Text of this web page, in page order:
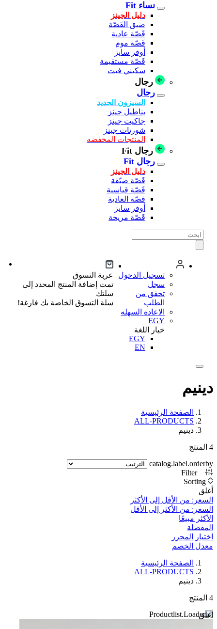
نساء Fit
دليل الجينز
ضيق القَصّة
قَصّة عادية
قَصّة موم
أوفر سايز
قَصّة مستقيمة
سكيني فيت
رجال
رجال
السيزون الجديد
بناطيل جينز
جاكيت جينز
شورتات جينز
المنتجات المخفضه
رجال Fit
رجال Fit
دليل الجينز
قَصّة ضيّقة
قَصّة قياسية
قصّة العادية
أوفر سايز
قَصّة مريحة
تسجيل الدخول
سجل
تحقق من
الطلب
الاعاده السهله
EGY
خيار اللغة
EGY
EN
عربة التسوق
تمت إضافة المنتج المحدد إلى
سلتك
سلة التسوق الخاصة بك فارغة!
دينيم
الصفحة الرئيسية
ALL-PRODUCTS
دينيم
4 المنتج
catalog.label.orderby
Filter
Sorting
أغلق
السعر: من الأقل إلى الأكثر
السعر: من الأكثر إلى الأقل
الأكثر مبيعًا
المفضلة
اختيار المحرر
معدل الخصم‎
الصفحة الرئيسية
ALL-PRODUCTS
دينيم
4 المنتج
أغلق